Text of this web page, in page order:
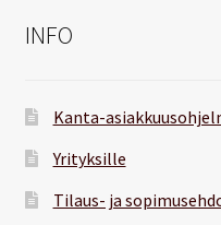
INFO
Kanta-
Yrityksille
Tilaus- ja